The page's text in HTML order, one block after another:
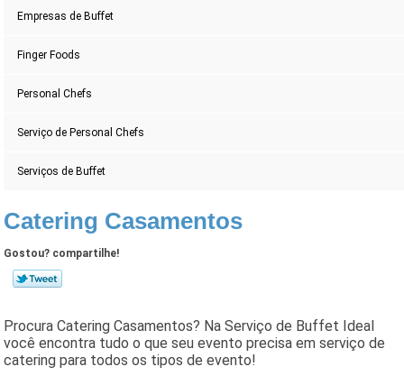
Empresas de Buffet
Finger Foods
Personal Chefs
Serviço de Personal Chefs
Serviços de Buffet
Catering Casamentos
Gostou? compartilhe!
Procura Catering Casamentos? Na Serviço de Buffet Ideal
você encontra tudo o que seu evento precisa em serviço de
catering para todos os tipos de evento!